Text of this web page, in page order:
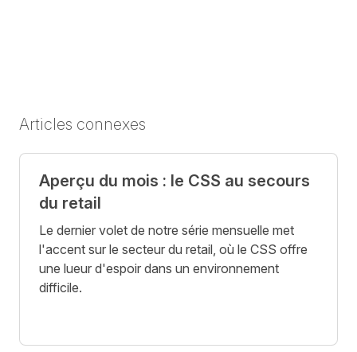
Articles connexes
Aperçu du mois : le CSS au secours
du retail
Le dernier volet de notre série mensuelle met
l'accent sur le secteur du retail, où le CSS offre
une lueur d'espoir dans un environnement
difficile.